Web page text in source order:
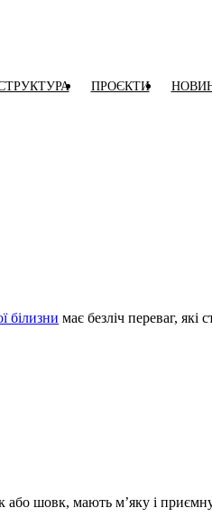
ПРОЄКТИ
білизни має безліч переваг,
шовк, мають м’яку і